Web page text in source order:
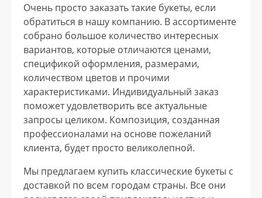
Очень просто заказать такие букеты, если
обратиться в нашу компанию. В ассортименте
собрано большое количество интересных
вариантов, которые отличаются ценами,
спецификой оформления, размерами,
количеством цветов и прочими
характеристиками. Индивидуальный заказ
поможет удовлетворить все актуальные
запросы целиком. Композиция, созданная
профессионалами на основе пожеланий
клиента, будет просто великолепной.
Мы предлагаем купить классические букеты с
доставкой по всем городам страны. Все они